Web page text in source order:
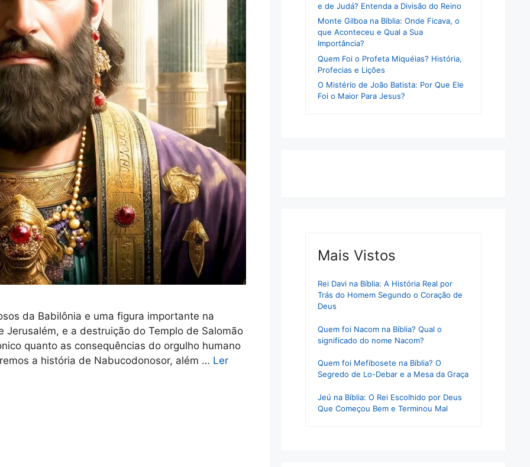
da Babilônia e uma figura importante na
e a destruição do Templo de Salomão
quanto as consequências do orgulho humano
a história de Nabucodonosor, além … Ler
e de Judá? Entenda a Divisão do Reino
Monte Gilboa na Bíblia: Onde Ficava, o
que Aconteceu e Qual a Sua
Importância?
Quem Foi o Profeta Miquéias? História,
Profecias e Lições
O Mistério de João Batista: Por Que Ele
Foi o Maior Para Jesus?
Mais Vistos
Rei Davi na Bíblia: A História Real por
Trás do Homem Segundo o Coração de
Deus
Quem foi Nacom na Bíblia? Qual o
significado do nome Nacom?
Quem foi Mefibosete na Bíblia? O
Segredo de Lo-Debar e a Mesa da Graça
Jeú na Bíblia: O Rei Escolhido por Deus
Que Começou Bem e Terminou Mal